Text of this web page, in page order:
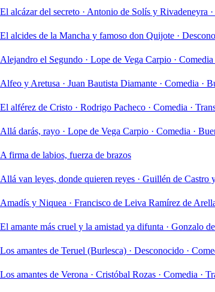
El alcázar del secreto · Antonio de Solís y Rivadeneyra ·
El alcides de la Mancha y famoso don Quijote ·
Alejandro el Segundo · Lope de Vega Carpio · Comedia
Alfeo y Aretusa · Juan Bautista Diamante · Comedia ·
El alférez de Cristo · Rodrigo Pacheco · Comedia ·
Allá darás, rayo · Lope de Vega Carpio · Comedia ·
A firma de labios, fuerza de brazos
Allá van leyes, donde quieren reyes · Guillén de Castro
Amadís y Niquea · Francisco de Leiva Ramírez de
El amante más cruel y la amistad ya difunta · Gonzalo
Los amantes de Teruel (Burlesca) · Desconocido ·
Los amantes de Verona · Cristóbal Rozas · Comedia ·